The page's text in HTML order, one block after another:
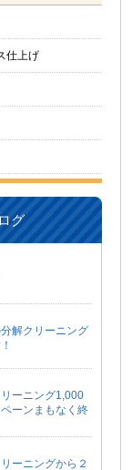
仕上げ
グ
解クリーニング
ーニング1,000
ーンまもなく終
ーニングから２